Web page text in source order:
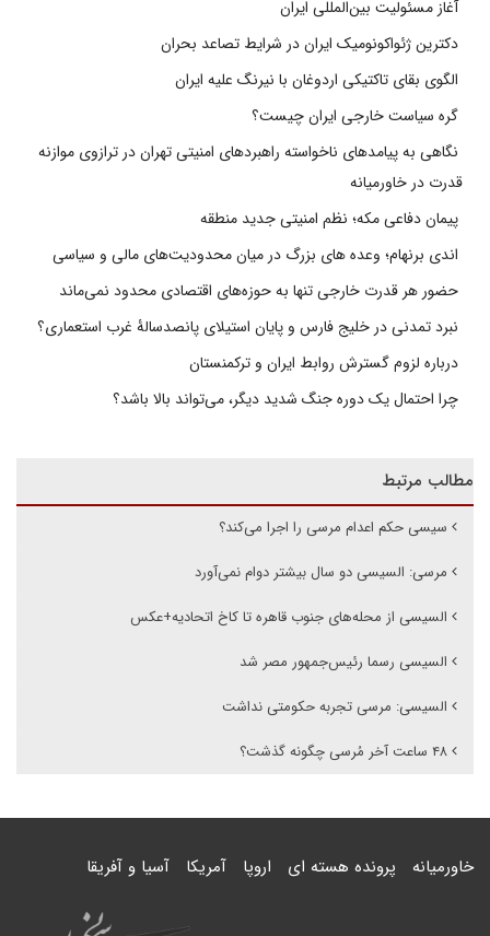
آغاز مسئولیت بین‌المللی ایران
دکترین ژئواکونومیک ایران در شرایط تصاعد بحران
الگوی بقای تاکتیکی اردوغان با نیرنگ علیه ایران
گره سیاست خارجی ایران چیست؟
نگاهی به پیامدهای ناخواسته راهبردهای امنیتی تهران در ترازوی موازنه
قدرت در خاورمیانه
پیمان دفاعی مکه؛ نظم امنیتی جدید منطقه
اندی برنهام؛ وعده های بزرگ در میان محدودیت‌های مالی و سیاسی
حضور هر قدرت خارجی تنها به حوزه‌های اقتصادی محدود نمی‌ماند
نبرد تمدنی در خلیج فارس و پایان استیلای پانصدسالۀ غرب استعماری؟
درباره لزوم گسترش روابط ایران و ترکمنستان
چرا احتمال یک دوره جنگ شدید دیگر، می‌تواند بالا باشد؟
مطالب مرتبط
سیسی حکم اعدام مرسی را اجرا می‌کند؟
مرسی: السیسی دو سال بیشتر دوام نمی‌آورد
السیسی از محله‌های جنوب قاهره تا کاخ اتحادیه+عکس
السیسی رسما رئیس‌جمهور مصر شد
السیسی: مرسی تجربه حکومتی نداشت
۴۸ ساعت آخر مُرسی چگونه گذشت؟
خاورمیانه پرونده هسته ای اروپا آمریکا آسیا و آفریقا